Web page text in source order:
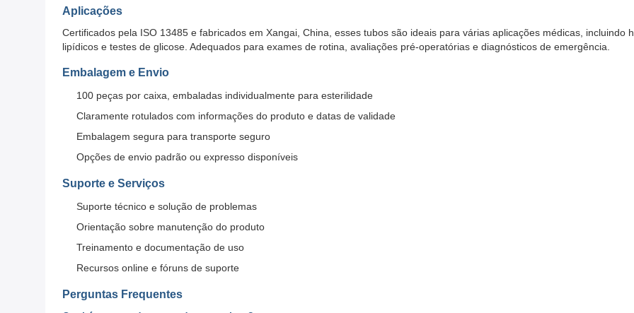
Aplicações
Certificados pela ISO 13485 e fabricados em Xangai, China, esses tubos são ideais para várias aplicações médicas,
lipídicos e testes de glicose. Adequados para exames de rotina, avaliações pré-operatórias e diagnósticos de emergência.
Embalagem e Envio
100 peças por caixa, embaladas individualmente para esterilidade
Claramente rotulados com informações do produto e datas de validade
Embalagem segura para transporte seguro
Opções de envio padrão ou expresso disponíveis
Suporte e Serviços
Suporte técnico e solução de problemas
Orientação sobre manutenção do produto
Treinamento e documentação de uso
Recursos online e fóruns de suporte
Perguntas Frequentes